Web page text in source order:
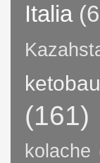
Italia
(161)
kolache